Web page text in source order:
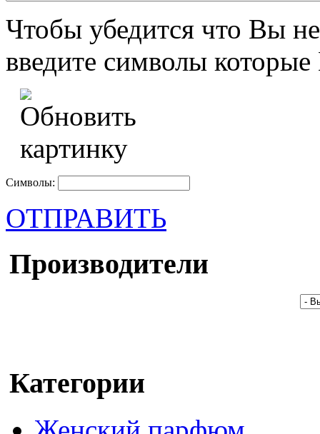
Чтобы убедится что Вы
введите символы
Символы:
ОТПРАВИТЬ
Производители
Категории